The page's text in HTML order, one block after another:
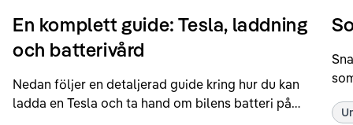
En komplett guide: Tesla, laddning
och batterivård
Nedan följer en detaljerad guide kring hur du kan
ladda en Tesla och ta hand om bilens batteri på